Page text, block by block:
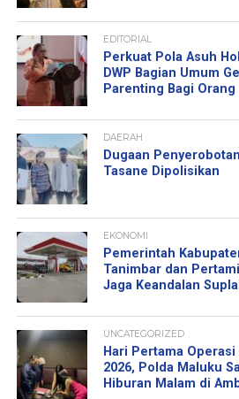
EDITORIAL
Perkuat Pola Asuh
DWP Bagian Umum
Parenting Bagi Orang
DAERAH
Dugaan
Tasane Dipolisikan
EKONOMI
Pemerintah
Tanimbar dan
Jaga Keandalan
UNCATEGORIZED
Hari Pertama Operasi
2026, Polda Maluku
Hiburan Malam di